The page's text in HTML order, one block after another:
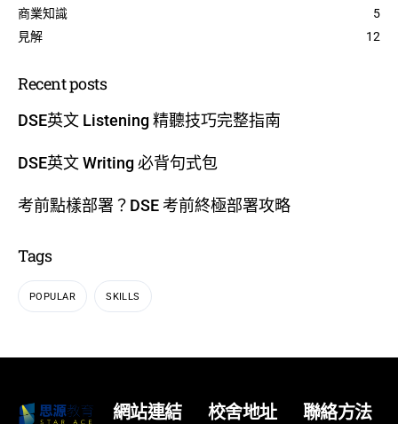
商業知識
5
見解
12
Recent posts
DSE英文 Listening 精聽技巧完整指南
DSE英文 Writing 必背句式包
考前點樣部署？DSE 考前終極部署攻略
Tags
POPULAR SKILLS
網站連結 校舍地址 聯絡方法